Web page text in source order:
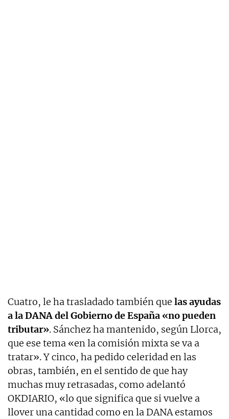
Cuatro, le ha trasladado también que las ayudas
a la DANA del Gobierno de España «no pueden
tributar». Sánchez ha mantenido, según Llorca,
que ese tema «en la comisión mixta se va a
tratar». Y cinco, ha pedido celeridad en las
obras, también, en el sentido de que hay
muchas muy retrasadas, como adelantó
OKDIARIO, «lo que significa que si vuelve a
llover una cantidad como en la DANA estamos